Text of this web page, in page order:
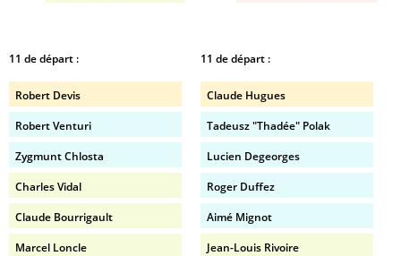
11 de départ :
Robert Devis
Robert Venturi
Zygmunt Chlosta
Charles Vidal
Claude Bourrigault
Marcel Loncle
11 de départ :
Claude Hugues
Tadeusz "Thadée" Polak
Lucien Degeorges
Roger Duffez
Aimé Mignot
Jean-Louis Rivoire